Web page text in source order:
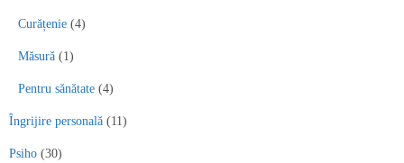
Curățenie (4)
Măsură (1)
Pentru sănătate (4)
Îngrijire personală (11)
Psiho (30)